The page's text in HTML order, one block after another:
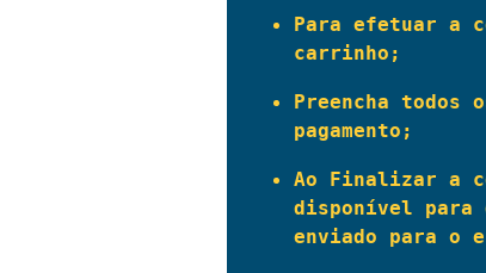
Para efetuar a
carrinho;
Preencha todos
pagamento;
Ao Finalizar a
disponível para
enviado para o